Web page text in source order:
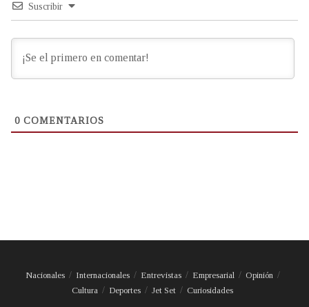
Suscribir
0 COMENTARIOS
Nacionales Internacionales Entrevistas Empresarial
Opinión
Cultura
Deportes Jet Set Curiosidades